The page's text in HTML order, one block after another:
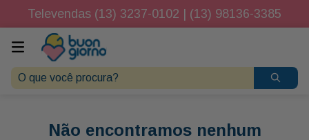
Televendas (13) 3237-0102 | (13) 98136-3385
O que você procura?
Não encontramos nenhum